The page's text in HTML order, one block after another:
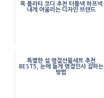
목 폴라티 코디 추천 터틀넥 하프넥
내게 어울리는 디자인 브랜드
특별한 설 명절선물세트 추천
BEST5, 눈에 들게 명절인사 잘하는
방법